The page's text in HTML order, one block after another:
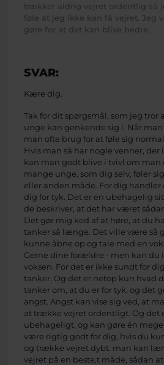
trækker aldrig vejret ordentlig så
føle at jeg ikke kan få vejret. Jeg
gøre for at det kan blive bedre.
SVAR:
Kære dig.
Tak for dit spørgsmål, som jeg tror
unge kan genkende sig i. Når
man ofte brug for at føle sig
Hvis man så har nogle venner, der
kan man godt blive i tvivl om man
mange unge, som dig selv, føler
eller anden måde. For dig handler
dig for tyk. Det er en ubehagelig
de beskriver, at det har været
Det gør mig ked af at høre, at du
tanker så længe. Det ville være så
kunne åbne op og tale med en
Gerne dine forældre - men kan du
voksen. For det er ikke sundt for
tanker. Og det er netop kun hvad
tanker om, at du er for tyk, og det
angst. Angst kan vise sig ved, at
at trække vejret ordentligt. Og det
ubehageligt, og kan gøre én
være rigtig godt for dig, hvis du
og trække vejret dybt. man kan
vejret på en beste,t måde, sådan